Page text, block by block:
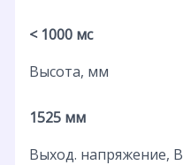
< 1000 мс
Высота, мм
1525 мм
Выход. напряжение, В